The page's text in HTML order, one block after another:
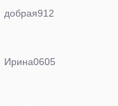
добрая912
Ирина0605